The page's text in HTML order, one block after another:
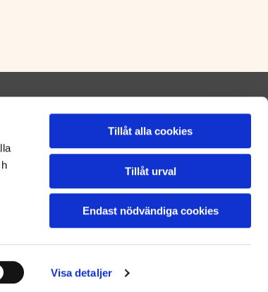
Visa detaljer
Tillåt alla cookies
Tillåt urval
Endast nödvändiga cookies
ÖPPETTIDER
09:00 - 21:00
Läs mer om Ada Thaimassage på eniro.se